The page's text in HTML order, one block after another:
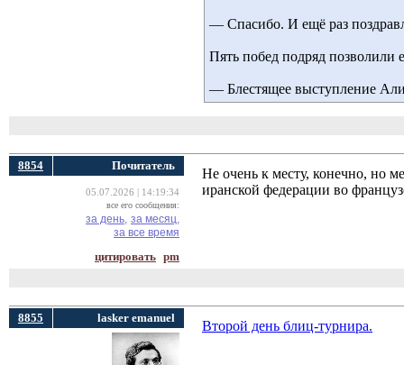
— Спасибо. И ещё раз
Пять побед подряд
— Блестящее выступление
8854 Почитатель
05.07.2026 | 14:19:34
все его сообщения:
за день, за месяц,
за все время
цитировать pm
Не очень к месту, конечно, но
иранской федерации во
8855 lasker emanuel
Второй день блиц-турнира.